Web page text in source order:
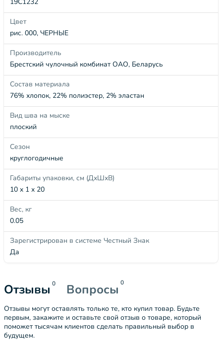
Цвет
рис. 000, ЧЕРНЫЕ
Производитель
Брестский чулочный комбинат ОАО, Беларусь
Состав материала
76% хлопок, 22% полиэстер, 2% эластан
Вид шва на мыске
плоский
Сезон
круглогодичные
Габариты упаковки, см (ДхШхВ)
10 x 1 x 20
Вес, кг
0.05
Зарегистрирован в системе Честный Знак
Да
Отзывы 0 Вопросы 0
Отзывы могут оставлять только те, кто купил товар. Будьте
первым, закажите и оставьте свой отзыв о товаре, который
поможет тысячам клиентов сделать правильный выбор в
будущем.